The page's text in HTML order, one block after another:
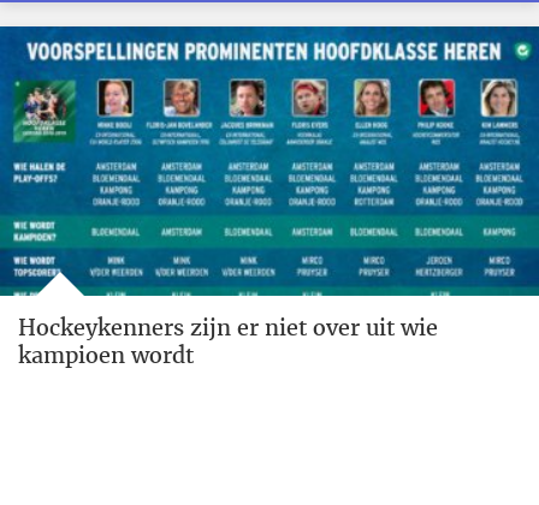
Hockeykenners zijn er niet over uit wie
kampioen wordt